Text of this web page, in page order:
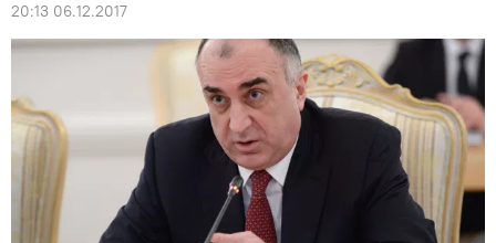
20:13 06.12.2017